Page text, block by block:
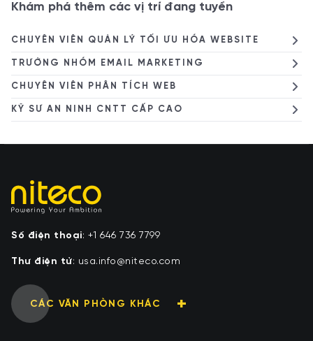
Khám phá thêm các vị trí đang tuyển
CHUYÊN VIÊN QUẢN LÝ TỐI ƯU HÓA WEBSITE
TRƯỞNG NHÓM EMAIL MARKETING
CHUYÊN VIÊN PHÂN TÍCH WEB
KỸ SƯ AN NINH CNTT CẤP CAO
Số điện thoại: +1 646 736 7799
Thư điện tử: moc.ocetin@ofni.asu
CÁC VĂN PHÒNG KHÁC